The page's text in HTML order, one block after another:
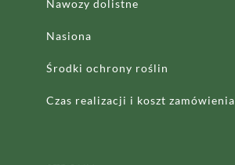
Nawozy dolistne
Nasiona
Środki ochrony roślin
Czas realizacji i koszt zamówienia